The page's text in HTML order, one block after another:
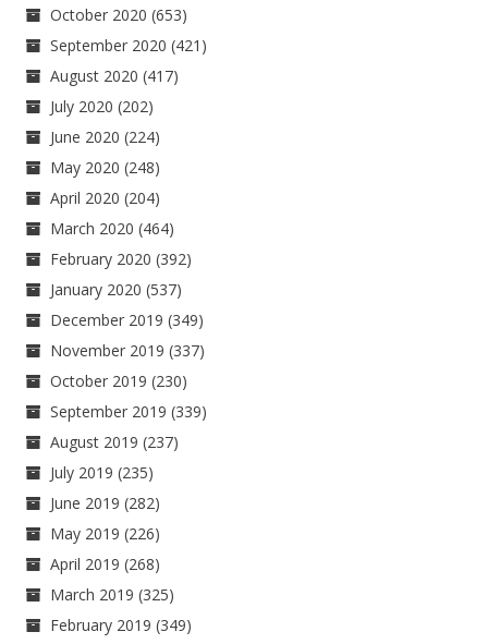
October 2020 (653)
September 2020 (421)
August 2020 (417)
July 2020 (202)
June 2020 (224)
May 2020 (248)
April 2020 (204)
March 2020 (464)
February 2020 (392)
January 2020 (537)
December 2019 (349)
November 2019 (337)
October 2019 (230)
September 2019 (339)
August 2019 (237)
July 2019 (235)
June 2019 (282)
May 2019 (226)
April 2019 (268)
March 2019 (325)
February 2019 (349)